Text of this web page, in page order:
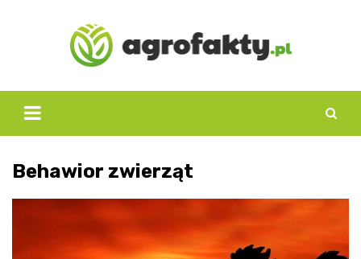
Behawior zwierząt